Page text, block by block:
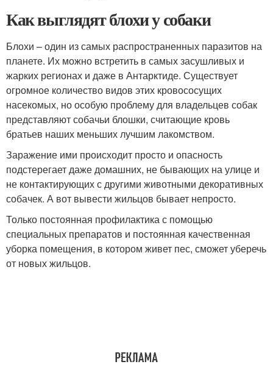
Как выглядят блохи у собаки
Блохи – один из самых распространенных паразитов на
планете. Их можно встретить в самых засушливых и
жарких регионах и даже в Антарктиде. Существует
огромное количество видов этих кровососущих
насекомых, но особую проблему для владельцев собак
представляют собачьи блошки, считающие кровь
братьев наших меньших лучшим лакомством.
Заражение ими происходит просто и опасность
подстерегает даже домашних, не бывающих на улице и
не контактирующих с другими животными декоративных
собачек. А вот вывести жильцов бывает непросто.
Только постоянная профилактика с помощью
специальных препаратов и постоянная качественная
уборка помещения, в котором живет пес, сможет уберечь
от новых жильцов.